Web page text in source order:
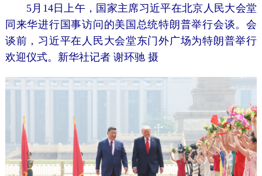
5月14日上午，国家主席习近平在北京人民大会堂
同来华进行国事访问的美国总统特朗普举行会谈。会
谈前，习近平在人民大会堂东门外广场为特朗普举行
欢迎仪式。新华社记者 谢环驰 摄